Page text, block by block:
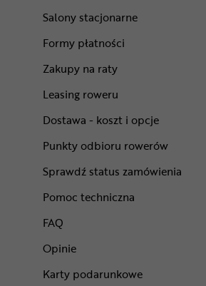
Salony stacjonarne
Formy płatności
Zakupy na raty
Leasing roweru
Dostawa - koszt i opcje
Punkty odbioru rowerów
Sprawdź status zamówienia
Pomoc techniczna
FAQ
Opinie
Karty podarunkowe